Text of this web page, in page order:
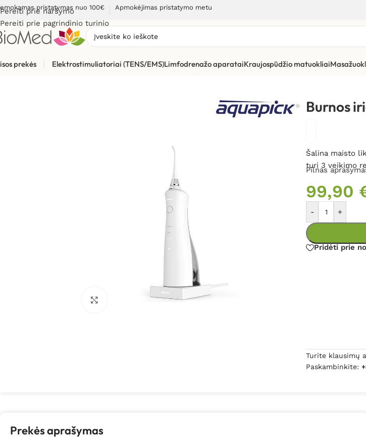
Pereiti prie naršymo
Pereiti prie pagrindinio turinio
pristatymas nuo 100€ Apmokėjimas pristatymo metu
prekės Elektrostimuliatoriai (TENS/EMS)Limfodrenažo aparataiKraujospūdžio matuokliai
Sveikatos priežiūrai
Spustelėkite, kad padidintumėte
Burnos
Šalina maisto
turi 3 veikimo
Pilnas
99,90
- +
Pridėti prie
Turite klausimų
Paskambinkite:
Prekės aprašymas